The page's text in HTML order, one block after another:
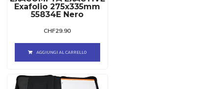
Exafolio 275x335mm
55834E Nero
CHF29.90
AGGIUNGI AL CARRELLO